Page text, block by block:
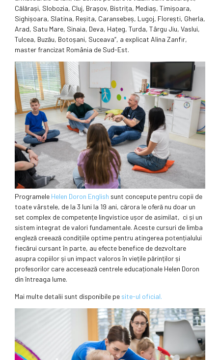
Călărași, Slobozia, Cluj, Brașov, Bistrița, Mediaș, Timișoara,
Sighișoara, Slatina, Reșita, Caransebeș, Lugoj, Florești, Gherla,
Arad, Satu Mare, Sinaia, Deva, Hațeg, Turda, Târgu Jiu, Vaslui,
Tulcea, Buzău, Botoșani, Suceava“, a explicat Alina Zanfir,
master francizat România de Sud-Est.
Programele Helen Doron English sunt concepute pentru copii de
toate vârstele, de la 3 luni la 19 ani, cărora le oferă nu doar un
set complex de competențe lingvistice ușor de asimilat, ci și un
sistem integrat de valori fundamentale. Aceste cursuri de limba
engleză creează condițiile optime pentru atingerea potențialului
fiecărui cursant în parte, au efecte benefice de dezvoltare
asupra copiilor și un impact valoros în viețile părinților și
profesorilor care accesează centrele educaționale Helen Doron
din întreaga lume.
Mai multe detalii sunt disponibile pe site-ul oficial.